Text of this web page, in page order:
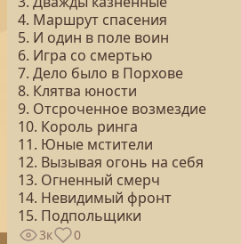
4. Маршрут спасения
5. И один в поле воин
6. Игра со смертью
7. Дело было в Порхове
8. Клятва юности
9. Отсроченное возмездие
10. Король ринга
11. Юные мстители
12. Вызывая огонь на себя
13. Огненный смерч
14. Невидимый фронт
15. Подпольщики
3к 0